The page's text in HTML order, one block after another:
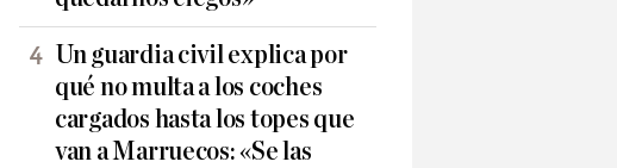
Un guardia civil explica por
qué no multa a los coches
cargados hasta los topes que
van a Marruecos: «Se las